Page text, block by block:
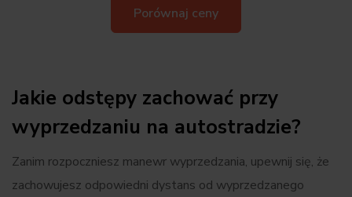
Porównaj ceny
Jakie odstępy zachować przy
wyprzedzaniu na autostradzie?
Zanim rozpoczniesz manewr wyprzedzania, upewnij się, że
zachowujesz odpowiedni dystans od wyprzedzanego